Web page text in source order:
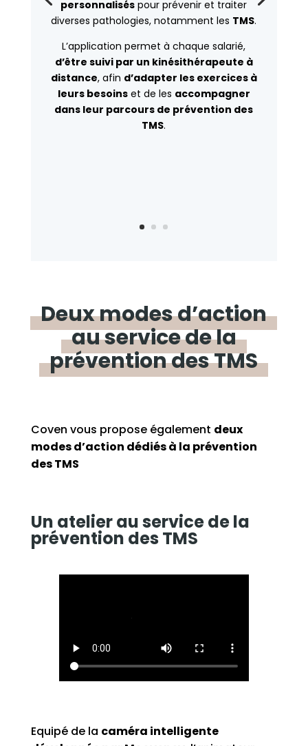
personnalisés pour prévenir et traiter
diverses pathologies, notamment les TMS.
L’application permet à chaque salarié,
d’être suivi par un kinésithérapeute à
distance, afin d’adapter les exercices à
leurs besoinset de les accompagner
dans leur parcours de prévention des
TMS.
Deuxmodesd’action
auservicedela
préventiondesTMS
Coven vous propose également deux
modes d’action dédiésà la prévention
des TMS
Un atelierau service de la
prévention des TMS
Equipé de la caméra intelligente